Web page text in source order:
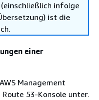
infolge
ist die
einer
Management
53-Konsole unter.